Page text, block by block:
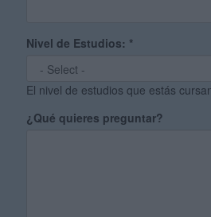
Nivel de Estudios: *
El nivel de estudios que estás
¿Qué quieres preguntar?